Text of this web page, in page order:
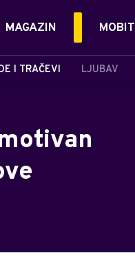
I TRAČEVI LJUBAV
MAGAZIN MOBIT